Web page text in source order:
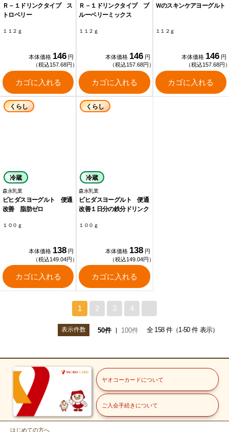
Ｒ－１ドリンクタイプ ス
トロベリー
１１２ｇ
本体価格 146 円
（税込157.68円）
カゴに入れる
Ｒ－１ドリンクタイプ ブ
ルーベリーミックス
１１２ｇ
本体価格 146 円
（税込157.68円）
カゴに入れる
Ｗのスキンケアヨーグルト
１１２ｇ
本体価格 146 円
（税込157.68円
カゴに入れる
くらし
冷蔵
森永乳業
ビヒダスヨーグルト 便通
改善 脂肪ゼロ
１００ｇ
本体価格 138 円
（税込149.04円）
カゴに入れる
くらし
冷蔵
森永乳業
ビヒダスヨーグルト 便通
改善１日分の鉄分ドリンク
１００ｇ
本体価格 138 円
（税込149.04円）
カゴに入れる
1 2 3 4
表示件数 50件 100件 全 158 件（1-50 件 表示）
ヤオコーカードについて
ご入会手続きについて
はじめての方へ